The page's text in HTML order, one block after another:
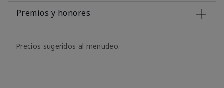
Premios y honores
Precios sugeridos al menudeo.